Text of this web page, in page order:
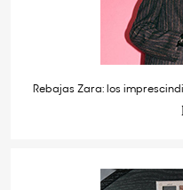
Rebajas Zara: los